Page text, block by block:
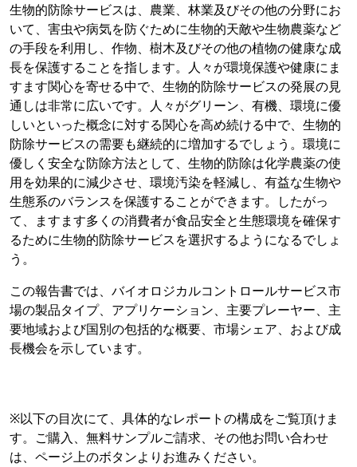
生物的防除サービスは、農業、林業及びその他の分野にお
いて、害虫や病気を防ぐために生物的天敵や生物農薬など
の手段を利用し、作物、樹木及びその他の植物の健康な成
長を保護することを指します。人々が環境保護や健康にま
すます関心を寄せる中で、生物的防除サービスの発展の見
通しは非常に広いです。人々がグリーン、有機、環境に優
しいといった概念に対する関心を高め続ける中で、生物的
防除サービスの需要も継続的に増加するでしょう。環境に
優しく安全な防除方法として、生物的防除は化学農薬の使
用を効果的に減少させ、環境汚染を軽減し、有益な生物や
生態系のバランスを保護することができます。したがっ
て、ますます多くの消費者が食品安全と生態環境を確保す
るために生物的防除サービスを選択するようになるでしょ
う。
この報告書では、バイオロジカルコントロールサービス市
場の製品タイプ、アプリケーション、主要プレーヤー、主
要地域および国別の包括的な概要、市場シェア、および成
長機会を示しています。
※以下の目次にて、具体的なレポートの構成をご覧頂けま
す。ご購入、無料サンプルご請求、その他お問い合わせ
は、ページ上のボタンよりお進みください。